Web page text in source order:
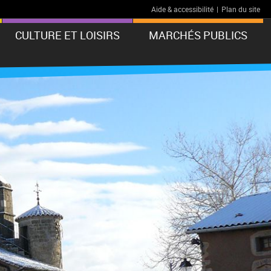
Aide & accessibilité | Plan du site
CULTURE ET LOISIRS MARCHÉS PUBLICS